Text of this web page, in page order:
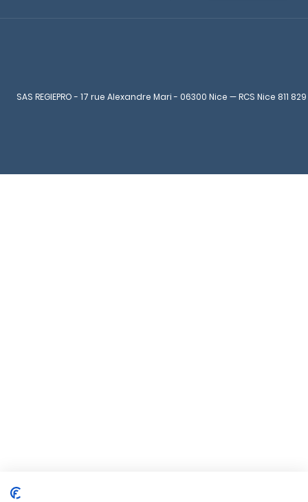
SAS REGIEPRO - 17 rue Alexandre Mari - 06300 Nice — RCS Nice 811